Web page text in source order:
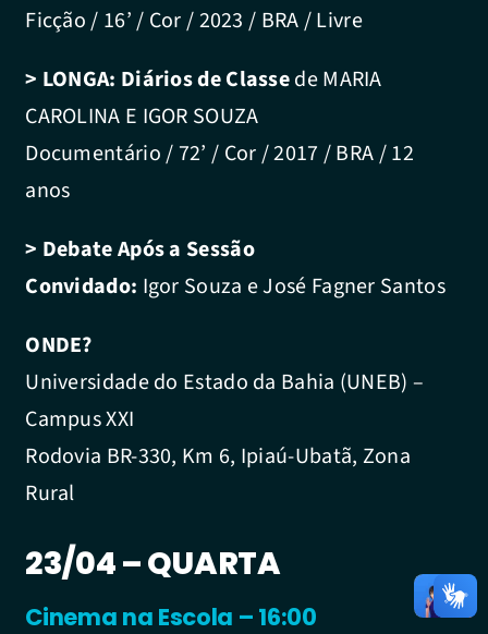
Ficção / 16’ / Cor / 2023 / BRA / Livre
> LONGA: Diários de Classede MARIA
CAROLINA E IGOR SOUZA
Documentário / 72’ / Cor / 2017 / BRA / 12
anos
> Debate Após a Sessão
Convidado: Igor Souza e José Fagner Santos
ONDE?
Universidade do Estado da Bahia (UNEB) –
Campus XXI
Rodovia BR-330, Km 6, Ipiaú-Ubatã, Zona
Rural
23/04 – QUARTA
Cinema na Escola – 16:00